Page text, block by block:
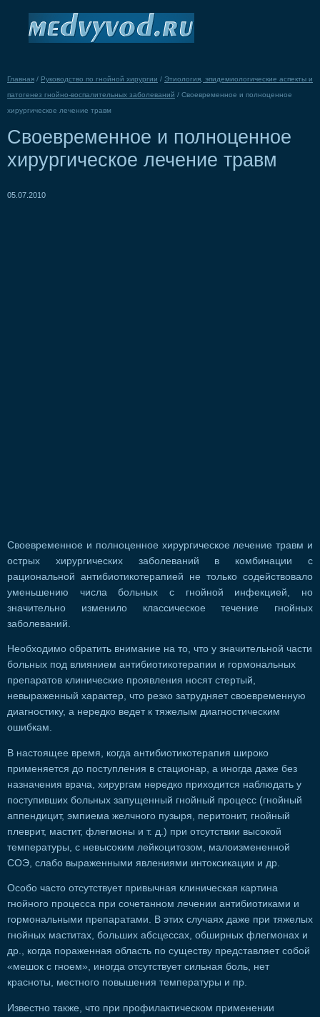
Главная / Руководство по гнойной хирургии / Этиология, эпидемиологические аспекты и
патогенез гнойно-воспалительных заболеваний / Своевременное и полноценное
хирургическое лечение травм
Своевременное и полноценное
хирургическое лечение травм
05.07.2010
Своевременное и полноценное хирургическое лечение травм и
острых хирургических заболеваний в комбинации с
рациональной антибиотикотерапией не только содействовало
уменьшению числа больных с гнойной инфекцией, но
значительно изменило классическое течение гнойных
заболеваний.
Необходимо обратить внимание на то, что у значительной части
больных под влиянием антибиотикотерапии и гормональных
препаратов клинические проявления носят стертый,
невыраженный характер, что резко затрудняет своевременную
диагностику, а нередко ведет к тяжелым диагностическим
ошибкам.
В настоящее время, когда антибиотикотерапия широко
применяется до поступления в стационар, а иногда даже без
назначения врача, хирургам нередко приходится наблюдать у
поступивших больных запущенный гнойный процесс (гнойный
аппендицит, эмпиема желчного пузыря, перитонит, гнойный
плеврит, мастит, флегмоны и т. д.) при отсутствии высокой
температуры, с невысоким лейкоцитозом, малоизмененной
СОЭ, слабо выраженными явлениями интоксикации и др.
Особо часто отсутствует привычная клиническая картина
гнойного процесса при сочетанном лечении антибиотиками и
гормональными препаратами. В этих случаях даже при тяжелых
гнойных маститах, больших абсцессах, обширных флегмонах и
др., когда пораженная область по существу представляет собой
«мешок с гноем», иногда отсутствует сильная боль, нет
красноты, местного повышения температуры и пр.
Известно также, что при профилактическом применении